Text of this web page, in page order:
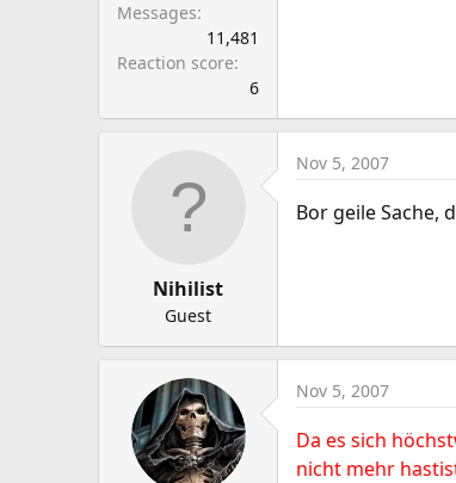
Messages
11,481
Reaction score
6
Nihilist
Guest
Nov 5, 2007
Bor geile Sache,
Nov 5, 2007
Da es sich
nicht mehr